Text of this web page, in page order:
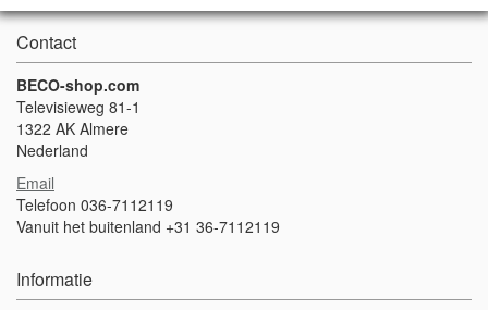
Contact
BECO-shop.com
Televisieweg 81-1
1322 AK Almere
Nederland
Email
Telefoon 036-7112119
Vanuit het buitenland +31 36-7112119
Informatie